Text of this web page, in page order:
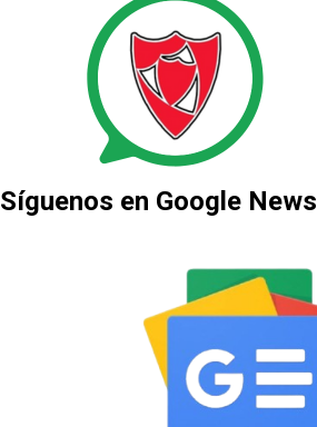
Síguenos en Google News